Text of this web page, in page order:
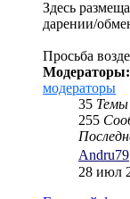
Здесь
дарении/
Просьба
Модераторы:
модераторы
35 Темы
255
Andru79
28 июл